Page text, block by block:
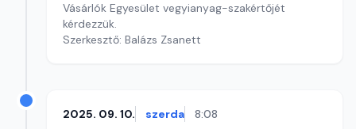
Vásárlók Egyesület vegyianyag-szakértőjét
kérdezzük.
Szerkesztő: Balázs Zsanett
2025. 09. 10. szerda 8:08